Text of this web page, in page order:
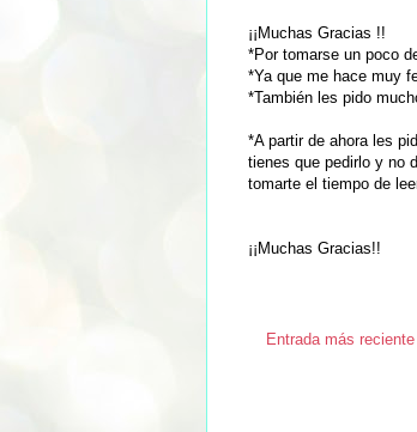
¡¡Muchas Gracias !!
*Por tomarse un poco
*Ya que me hace muy
*También les pido
*A partir de ahora les
tienes que pedirlo y no
tomarte el tiempo de
¡¡Muchas Gracias!!
Entrada más reciente